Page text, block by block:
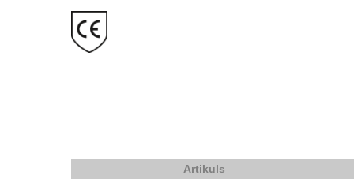
Artikuls